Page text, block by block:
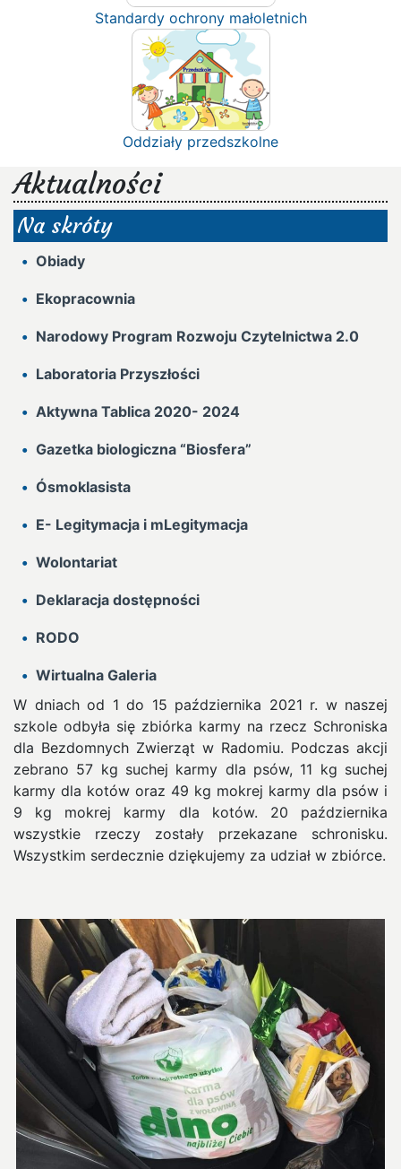
Standardy ochrony małoletnich
Oddziały przedszkolne
Aktualności
Na skróty
Obiady
Ekopracownia
Narodowy Program Rozwoju Czytelnictwa 2.0
Laboratoria Przyszłości
Aktywna Tablica 2020- 2024
Gazetka biologiczna “Biosfera”
Ósmoklasista
E- Legitymacja i mLegitymacja
Wolontariat
Deklaracja dostępności
RODO
Wirtualna Galeria
W dniach od 1 do 15 października 2021 r. w naszej
szkole odbyła się zbiórka karmy na rzecz Schroniska
dla Bezdomnych Zwierząt w Radomiu. Podczas akcji
zebrano 57 kg suchej karmy dla psów, 11 kg suchej
karmy dla kotów oraz 49 kg mokrej karmy dla psów i
9 kg mokrej karmy dla kotów. 20 października
wszystkie rzeczy zostały przekazane schronisku.
Wszystkim serdecznie dziękujemy za udział w zbiórce.